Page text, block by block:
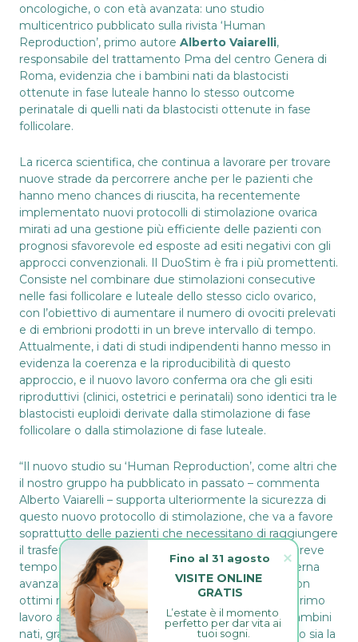
oncologiche, o con età avanzata: uno studio
multicentrico pubblicato sulla rivista ‘Human
Reproduction’, primo autore Alberto Vaiarelli,
responsabile del trattamento Pma del centro Genera di
Roma, evidenzia che i bambini nati da blastocisti
ottenute in fase luteale hanno lo stesso outcome
perinatale di quelli nati da blastocisti ottenute in fase
follicolare.
La ricerca scientifica, che continua a lavorare per trovare
nuove strade da percorrere anche per le pazienti che
hanno meno chances di riuscita, ha recentemente
implementato nuovi protocolli di stimolazione ovarica
mirati ad una gestione più efficiente delle pazienti con
prognosi sfavorevole ed esposte ad esiti negativi con gli
approcci convenzionali. Il DuoStim è fra i più promettenti.
Consiste nel combinare due stimolazioni consecutive
nelle fasi follicolare e luteale dello stesso ciclo ovarico,
con l’obiettivo di aumentare il numero di ovociti prelevati
e di embrioni prodotti in un breve intervallo di tempo.
Attualmente, i dati di studi indipendenti hanno messo in
evidenza la coerenza e la riproducibilità di questo
approccio, e il nuovo lavoro conferma ora che gli esiti
riproduttivi (clinici, ostetrici e perinatali) sono identici tra le
blastocisti euploidi derivate dalla stimolazione di fase
follicolare o dalla stimolazione di fase luteale.
“Il nuovo studio su ‘Human Reproduction’, come altri che
il nostro gruppo ha pubblicato in passato – commenta
Alberto Vaiarelli – supporta ulteriormente la sicurezza di
questo nuovo protocollo di stimolazione, che va a favore
soprattutto delle pazienti che necessitano di raggiungere
il trasferimento di una blastocisti euploide nel più breve
tempo possibile, a causa di motivi come l’età materna
avanzata (spesso viene usato in donne ‘over 40’ con
ottimi risultati) e/o una ridotta riserva ovarica. E’ il primo
lavoro a esaminare gli esiti riproduttivi, e quindi i bambini
nati, grazie a questa tecnica. E’ come se, sfruttando sia la
VISITE ONLINE
GRATIS
L’estate è il momento
perfetto per dar vita ai
tuoi sogni.
Fino al 31 agosto